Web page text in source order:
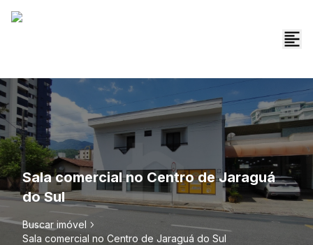
Sala comercial no Centro de Jaraguá
do Sul
Buscar imóvel
Sala comercial no Centro de Jaraguá do Sul